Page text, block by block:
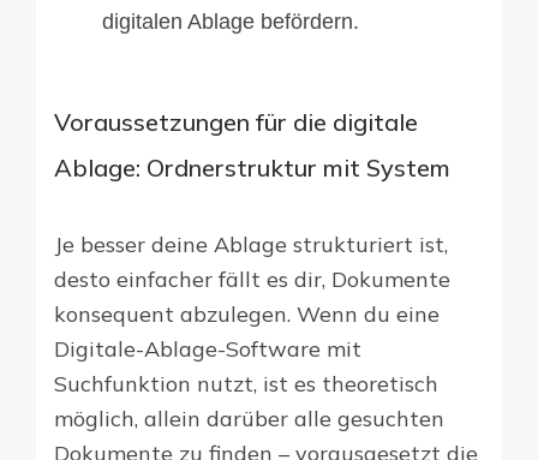
digitalen Ablage befördern.
Voraussetzungen für die digitale
Ablage: Ordnerstruktur mit System
Je besser deine Ablage strukturiert ist,
desto einfacher fällt es dir, Dokumente
konsequent abzulegen. Wenn du eine
Digitale-Ablage-Software mit
Suchfunktion nutzt, ist es theoretisch
möglich, allein darüber alle gesuchten
Dokumente zu finden – vorausgesetzt die